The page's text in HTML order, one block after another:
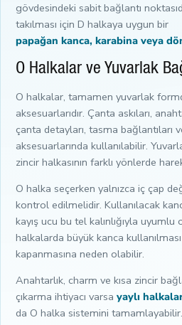
gövdesindeki sabit bağlantı
takılması için D halkaya uygun bir
papağan kanca, karabina veya
O Halkalar ve Yuvarlak
O halkalar, tamamen yuvarlak
aksesuarlarıdır. Çanta askıları,
çanta detayları, tasma bağlantıları
aksesuarlarında kullanılabilir.
zincir halkasının farklı yönlerde
O halka seçerken yalnızca iç çap
kontrol edilmelidir. Kullanılacak
kayış ucu bu tel kalınlığıyla uyumlu
halkalarda büyük kanca kullanılması
kapanmasına neden olabilir.
Anahtarlık, charm ve kısa zincir
çıkarma ihtiyacı varsa yaylı
da O halka sistemini tamamlayabilir.